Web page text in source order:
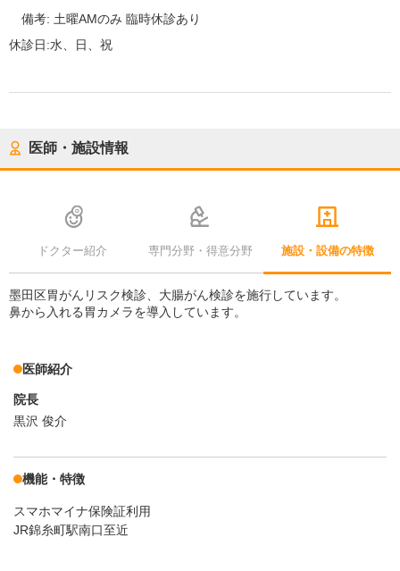
備考: 土曜AMのみ 臨時休診あり
休診日:水、日、祝
医師・施設情報
ドクター紹介 専門分野・得意分野 施設・設備の特徴
墨田区胃がんリスク検診、大腸がん検診を施行しています。
鼻から入れる胃カメラを導入しています。
医師紹介
院長
黒沢 俊介
機能・特徴
スマホマイナ保険証利用
JR錦糸町駅南口至近